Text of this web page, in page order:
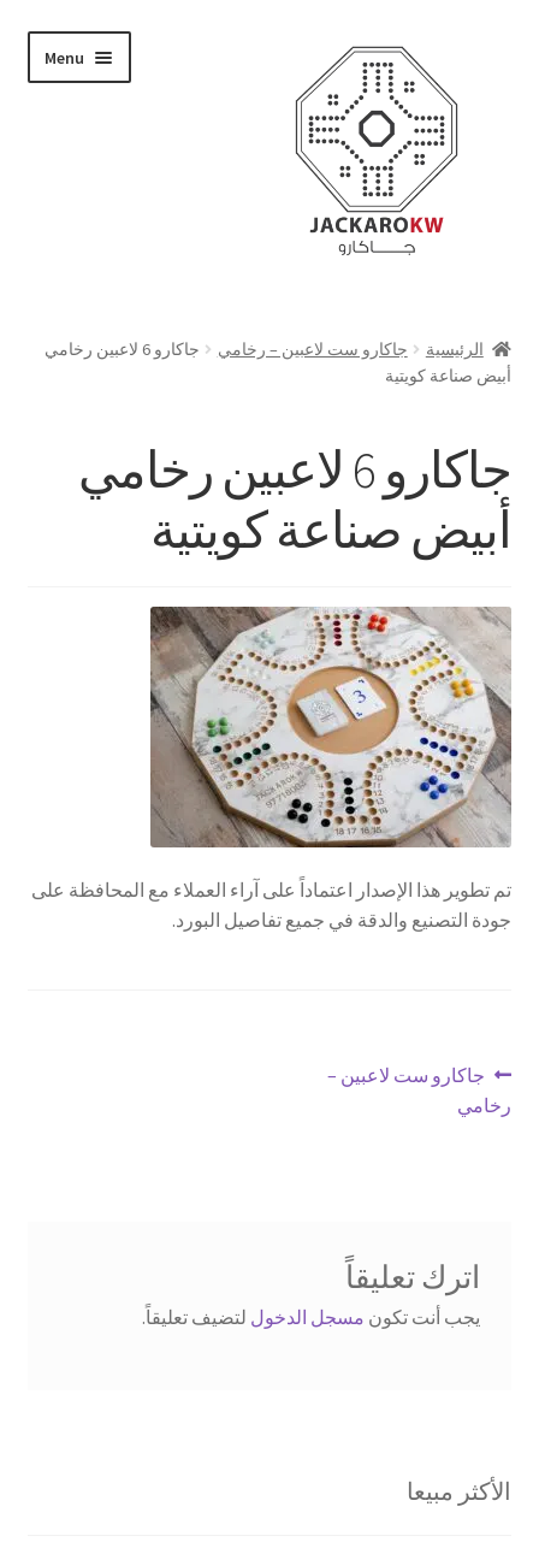
navigation
content
Menu
من نحن
الدفع
العربية
الرئيسية جاكارو ست لاعبين – رخامي
جاكارو 6 لاعبين رخامي
أبيض صناعة كويتية
جاكارو 6 لاعبين رخامي
أبيض صناعة كويتية
تم تطوير هذا الإصدار اعتماداً على آراء العملاء مع المحافظة على
جودة التصنيع والدقة في جميع تفاصيل البورد.
تصفّح
المقالات
Previous
post:
جاكارو ست لاعبين –
رخامي
اترك تعليقاً
يجب أنت تكون مسجل الدخول لتضيف تعليقاً.
الأكثر مبيعا